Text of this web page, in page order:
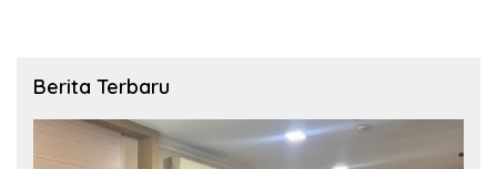
Berita Terbaru